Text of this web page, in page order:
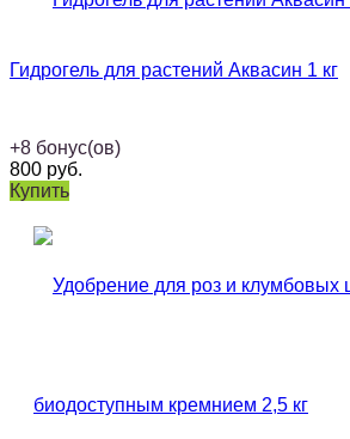
Гидрогель для растений Аквасин 1 кг
+8 бонус(ов)
800 руб.
Купить